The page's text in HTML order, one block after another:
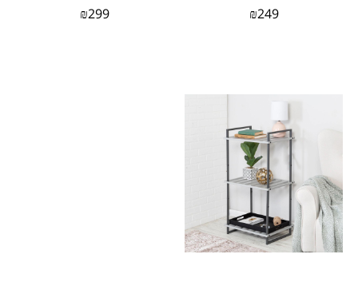
do...
₪249 אזל המלאי
₪299